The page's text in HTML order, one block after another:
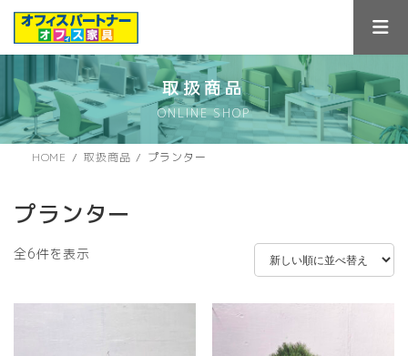
ス
キ
ン
に
取扱商品
ONLINE SHOP
HOME 取扱商品 プランター
プランター
全6件を表示